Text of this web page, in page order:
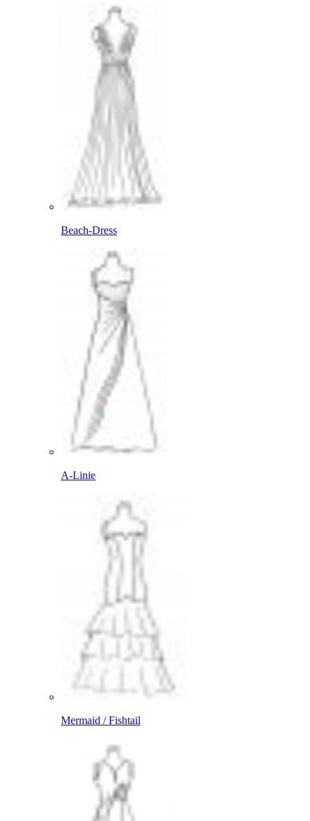
Beach-Dress
A-Linie
Mermaid / Fishtail